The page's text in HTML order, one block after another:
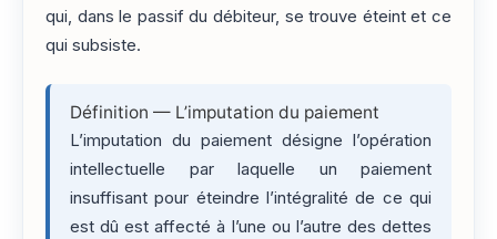
qui, dans le passif du débiteur, se trouve éteint et ce
qui subsiste.
Définition — L’imputation du paiement
L’imputation du paiement désigne l’opération
intellectuelle par laquelle un paiement
insuffisant pour éteindre l’intégralité de ce qui
est dû est affecté à l’une ou l’autre des dettes